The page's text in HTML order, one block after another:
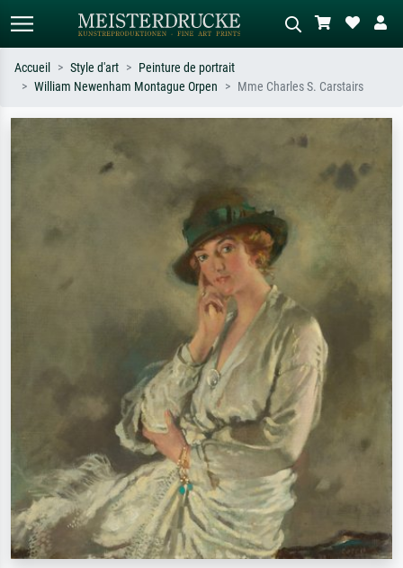
ex. Monet, Nuit étoilée,
impressionnisme, vague de Hokusai,
Décrivez la scène – ex. prairie verte,
abstrait avec beaucoup de rouge,
tableau sombre, nu debout près d'un
Accueil Style d'art
Peinture de portrait
William Newenham Montague Orpen
Mme Charles S. Carstairs